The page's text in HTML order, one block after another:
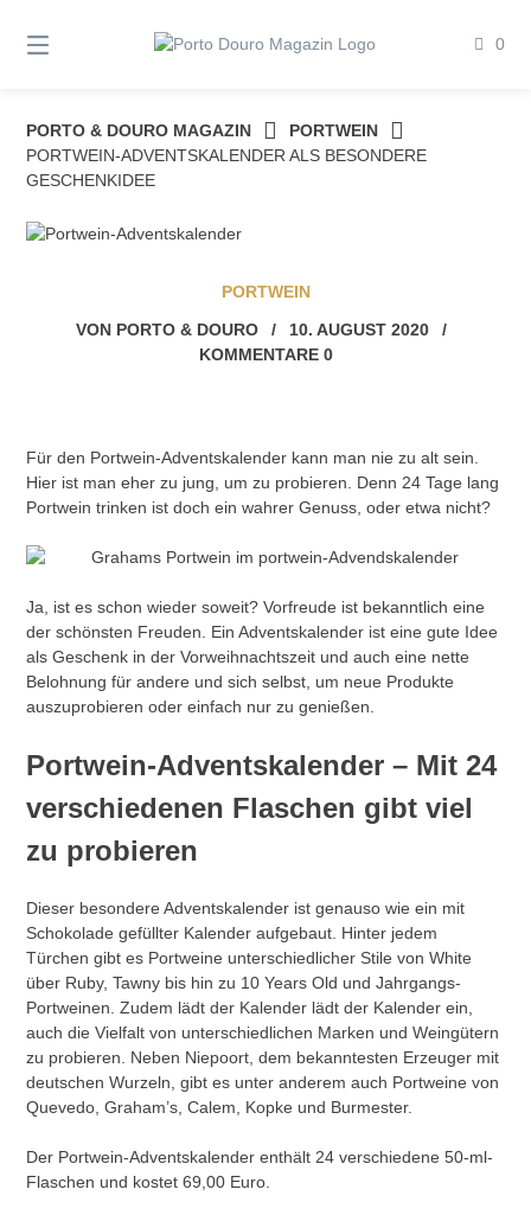
zum
Inhalt
0
PORTO & DOURO MAGAZIN
PORTWEIN
PORTWEIN-ADVENTSKALENDER ALS BESONDERE
GESCHENKIDEE
PORTWEIN
VON PORTO & DOURO / 10. AUGUST 2020
/
KOMMENTARE 0
Für den Portwein-Adventskalender kann man nie zu alt sein.
Hier ist man eher zu jung, um zu probieren. Denn 24 Tage lang
Portwein trinken ist doch ein wahrer Genuss, oder etwa nicht?
Ja, ist es schon wieder soweit? Vorfreude ist bekanntlich eine
der schönsten Freuden. Ein Adventskalender ist eine gute Idee
als Geschenk in der Vorweihnachtszeit und auch eine nette
Belohnung für andere und sich selbst, um neue Produkte
auszuprobieren oder einfach nur zu genießen.
Portwein-Adventskalender – Mit 24
verschiedenen Flaschen gibt viel
zu probieren
Dieser besondere Adventskalender ist genauso wie ein mit
Schokolade gefüllter Kalender aufgebaut. Hinter jedem
Türchen gibt es Portweine unterschiedlicher Stile von White
über Ruby, Tawny bis hin zu 10 Years Old und Jahrgangs-
Portweinen. Zudem lädt der Kalender lädt der Kalender ein,
auch die Vielfalt von unterschiedlichen Marken und Weingütern
zu probieren. Neben Niepoort, dem bekanntesten Erzeuger mit
deutschen Wurzeln, gibt es unter anderem auch Portweine von
Quevedo, Graham’s, Calem, Kopke und Burmester.
Der Portwein-Adventskalender enthält 24 verschiedene 50-ml-
Flaschen und kostet 69,00 Euro.